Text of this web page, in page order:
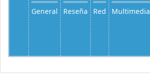
General Reseña Red Multimedia